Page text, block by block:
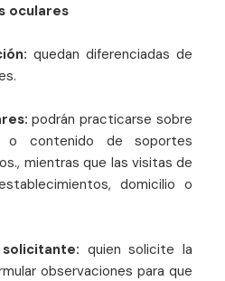
oculares
quedan diferenciadas de
podrán practicarse sobre
o contenido de soportes
mientras que las visitas de
domicilio o
quien solicite la
observaciones para que